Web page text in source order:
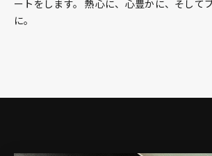
ートをします。 熱心に、心豊かに、そして
に。